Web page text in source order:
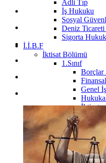
Adli Tıp
İş Hukuku
Sosyal
Deniz
Sigorta
İ.İ.B.F
İktisat Bölümü
1.Sınıf
Borçlar
Genel
İktisat
İktisat
Temel
2.Sınıf
İstatistik